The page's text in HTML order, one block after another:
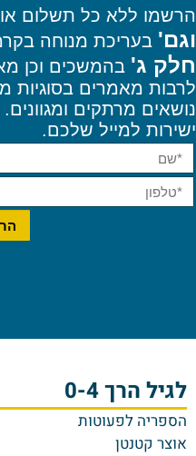
הרשמו ללא כל תשלום או
וגם' בעריכת מנוחה
חלק ג' בהמשכים וכן
לרבות מאמרים בסוגיות
נושאים מרתקים ומגוונים.
ישירות למייל שלכם.
לגיל הרך 0-4
הספריה לפעוטות
אוצר קטנטן